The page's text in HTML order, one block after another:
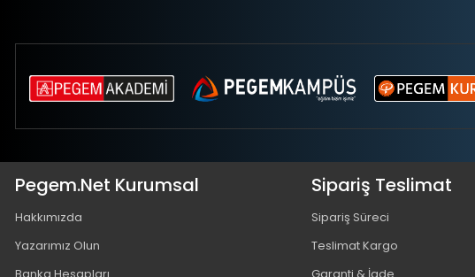
Pegem.Net Kurumsal
Hakkımızda
Yazarımız Olun
Sipariş Teslimat
Sipariş Süreci
Teslimat Kargo